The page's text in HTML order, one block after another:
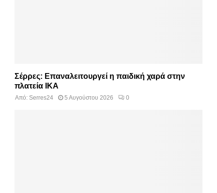
Σέρρες: Επαναλειτουργεί η παιδική χαρά στην
πλατεία ΙΚΑ
Από: Serres24 5 Αυγούστου 2026 0